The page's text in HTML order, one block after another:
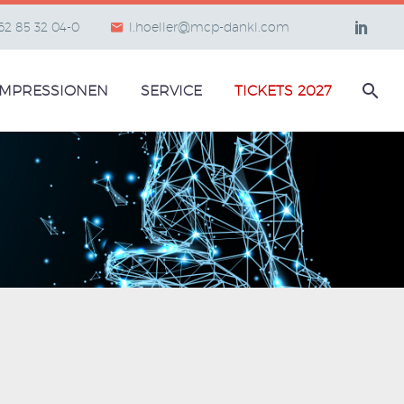
85 32 04-0 l.hoeller@mcp-dankl.com
SERVICE TICKETS 2027